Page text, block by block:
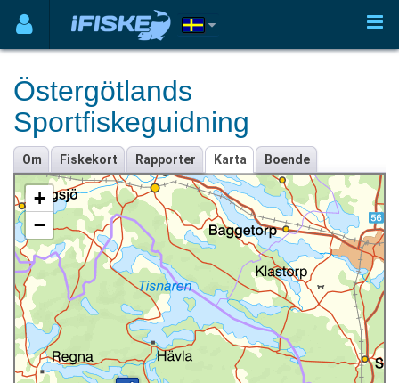
Östergötlands
Sportfiskeguidning
Om Fiskekort Rapporter Karta Boende
+
−